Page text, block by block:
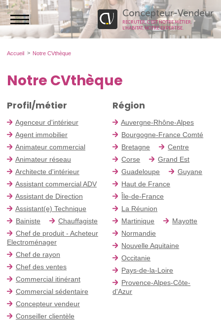
Concepteur-Vendeur
RECRUTER, C’EST NOTRE MÉTIER.
L’HABITAT, NOTRE EXPERTISE.
Accueil Notre CVthèque
Notre CVthèque
Profil/métier
Agenceur d'intérieur
Agent immobilier
Animateur commercial
Animateur réseau
Architecte d'intérieur
Assistant commercial ADV
Assistant de Direction
Assistant(e) Technique
Bainiste
Chauffagiste
Chef de produit - Acheteur
Electroménager
Chef de rayon
Chef des ventes
Commercial itinérant
Commercial sédentaire
Concepteur vendeur
Conseiller clientèle
Région
Auvergne-Rhône-Alpes
Bourgogne-France Comté
Bretagne
Centre
Corse
Grand Est
Guadeloupe
Guyane
Haut de France
Île-de-France
La Réunion
Martinique
Mayotte
Normandie
Nouvelle Aquitaine
Occitanie
Pays-de-la-Loire
Provence-Alpes-Côte-
d'Azur